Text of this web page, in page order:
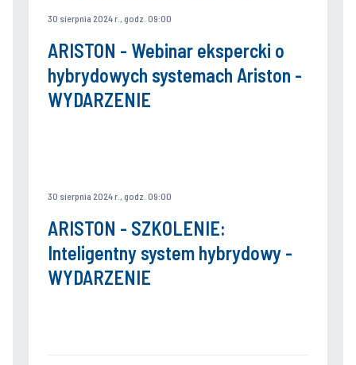
30 sierpnia 2024 r., godz. 09:00
ARISTON - Webinar ekspercki o
hybrydowych systemach Ariston -
WYDARZENIE
30 sierpnia 2024 r., godz. 09:00
ARISTON - SZKOLENIE:
Inteligentny system hybrydowy -
WYDARZENIE